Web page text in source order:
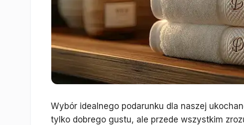
Wybór idealnego podarunku dla naszej
tylko dobrego gustu, ale przede wszystkim